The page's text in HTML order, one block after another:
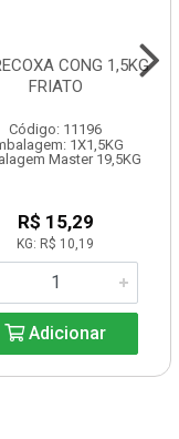
CONG 1,5KG
FRIATO
Código: 11196
1X1,5KG
Master 19,5KG
R$ 15,29
KG: R$ 10,19
Adicionar